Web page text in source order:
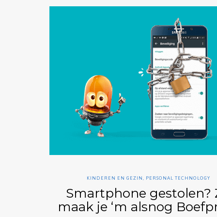
KINDEREN EN GEZIN PERSONAL TECHNOLOGY
Smartphone gestolen?
maak je ‘m alsnog